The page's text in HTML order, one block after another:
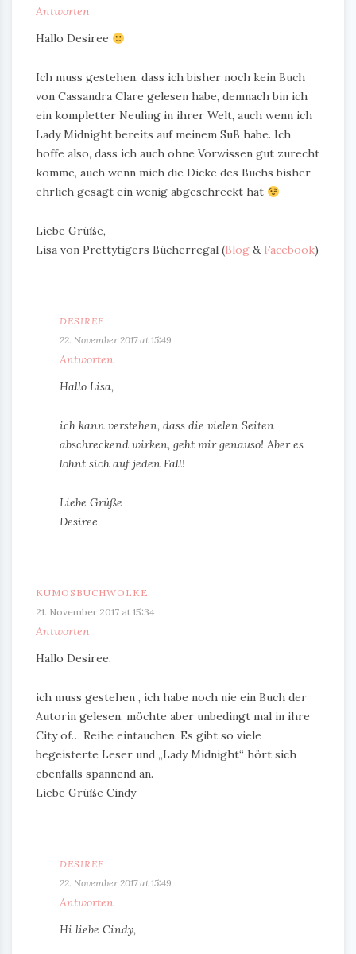
Antworten
Hallo Desiree
Ich muss gestehen, dass ich bisher noch kein Buch
von Cassandra Clare gelesen habe, demnach bin ich
ein kompletter Neuling in ihrer Welt, auch wenn ich
Lady Midnight bereits auf meinem SuB habe. Ich
hoffe also, dass ich auch ohne Vorwissen gut zurecht
komme, auch wenn mich die Dicke des Buchs bisher
ehrlich gesagt ein wenig abgeschreckt hat
Liebe Grüße,
Lisa von Prettytigers Bücherregal (Blog & Facebook)
DESIREE
22. November 2017 at 15:49
Antworten
Hallo Lisa,
ich kann verstehen, dass die vielen Seiten
abschreckend wirken, geht mir genauso! Aber es
lohnt sich auf jeden Fall!
Liebe Grüße
Desiree
KUMOSBUCHWOLKE
21. November 2017 at 15:34
Antworten
Hallo Desiree,
ich muss gestehen , ich habe noch nie ein Buch der
Autorin gelesen, möchte aber unbedingt mal in ihre
City of… Reihe eintauchen. Es gibt so viele
begeisterte Leser und „Lady Midnight“ hört sich
ebenfalls spannend an.
Liebe Grüße Cindy
DESIREE
22. November 2017 at 15:49
Antworten
Hi liebe Cindy,